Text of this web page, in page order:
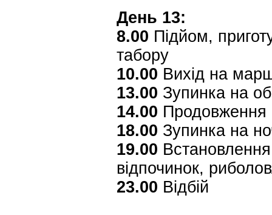
День 13:
8.00 Підйом,
табору
10.00 Вихід на
13.00 Зупинка на
14.00 Продовження
18.00 Зупинка на
19.00
відпочинок,
23.00 Відбій